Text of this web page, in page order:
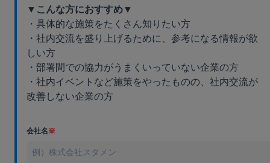
▼こんな方におすすめ▼
・具体的な施策をたくさん知りたい方
・社内交流を盛り上げるために、参考になる情報が欲
しい方
・部署間での協力がうまくいっていない企業の方
・社内イベントなど施策をやったものの、社内交流が
改善しない企業の方
会社名※